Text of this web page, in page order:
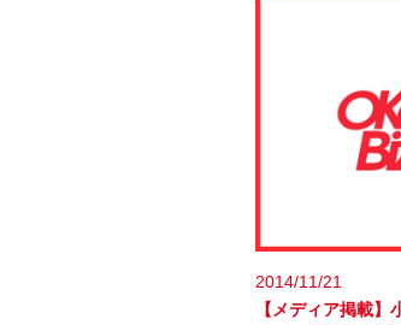
2014/11/21
【メディア掲載】